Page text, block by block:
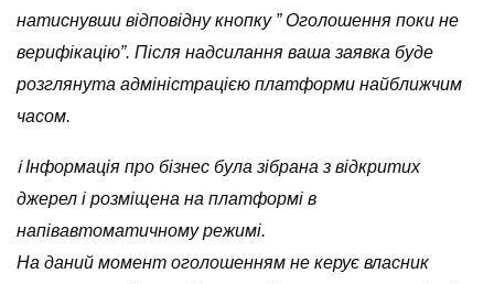
натиснувши відповідну кнопку ” Оголошення поки не
верифікацію”. Після надсилання ваша заявка буде
розглянута адміністрацією платформи найближчим
часом.
ℹ️ Інформація про бізнес була зібрана з відкритих
джерел і розміщена на платформі в
напівавтоматичному режимі.
На даний момент оголошенням не керує власник